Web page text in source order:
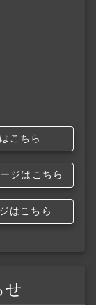
こちら
ジはこちら
はこちら
せ